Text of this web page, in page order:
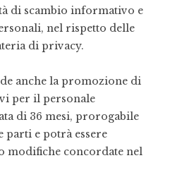
di scambio informativo e
nel rispetto delle
di privacy.
anche la promozione di
per il personale
di 36 mesi, prorogabile
parti e potrà essere
modifiche concordate nel